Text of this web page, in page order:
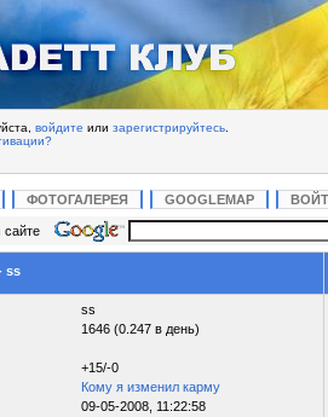
войдите или зарегистрируйтесь
ФОТОГАЛЕРЕЯ GOOGLEMAP
сайте
ss
ss
1646 (0.247 в день)
+15/-0
Кому я изменил карму
09-05-2008, 11:22:58